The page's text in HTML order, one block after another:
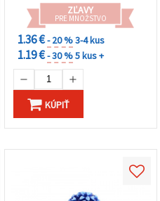
ZĽAVY
PRE MNOŽSTVO
1.36 €- 20 %3-4 kus
1.19 €- 30 %5 kus +
KÚPIŤ